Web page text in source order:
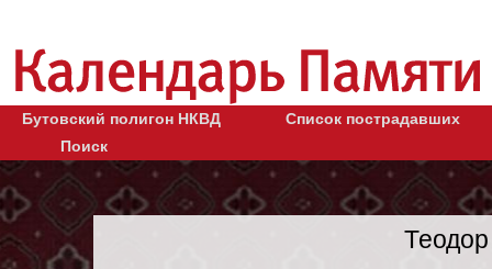
Бутовский полигон НКВД
Список пострадавших
Поиск